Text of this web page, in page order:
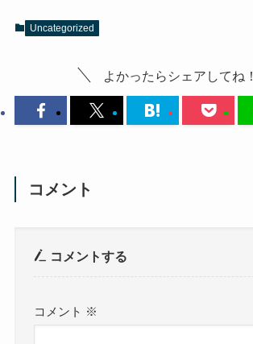
Uncategorized
よかったらシェアしてね！
コメント
コメントする
コメント ※